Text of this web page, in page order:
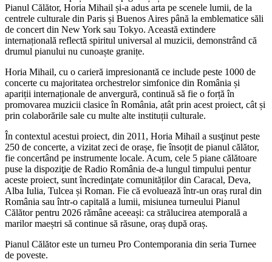
Pianul Călător, Horia Mihail și-a adus arta pe scenele lumii, de la
centrele culturale din Paris și Buenos Aires până la emblematice săli
de concert din New York sau Tokyo. Această extindere
internațională reflectă spiritul universal al muzicii, demonstrând că
drumul pianului nu cunoaște granițe.
Horia Mihail, cu o carieră impresionantă ce include peste 1000 de
concerte cu majoritatea orchestrelor simfonice din România și
apariții internaționale de anvergură, continuă să fie o forță în
promovarea muzicii clasice în România, atât prin acest proiect, cât și
prin colaborările sale cu multe alte instituții culturale.
În contextul acestui proiect, din 2011, Horia Mihail a susţinut peste
250 de concerte, a vizitat zeci de orașe, fie însoțit de pianul călător,
fie concertând pe instrumente locale. Acum, cele 5 piane călătoare
puse la dispoziţie de Radio România de-a lungul timpului pentur
aceste proiect, sunt încredinţate comunităților din Caracal, Deva,
Alba Iulia, Tulcea și Roman. Fie că evoluează într-un oraș rural din
România sau într-o capitală a lumii, misiunea turneului Pianul
Călător pentru 2026 rămâne aceeași: ca strălucirea atemporală a
marilor maeștri să continue să răsune, oraș după oraș.
Pianul Călător este un turneu Pro Contemporania din seria Turnee
de poveste.